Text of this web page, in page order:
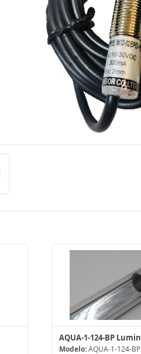
Modelo:AQUA-1-124-BP